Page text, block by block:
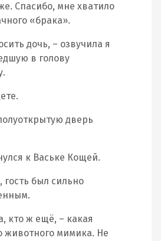
Спасибо, мне хватило
«брака».
дочь, – озвучила я
в голову
дверь
к Ваське Кощей.
гость был сильно
кто ж ещё, – какая
животного мимика. Не